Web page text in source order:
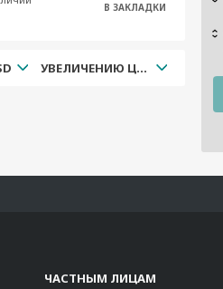
В ЗАКЛАДКИ
УВЕЛИЧЕНИЮ ЦЕНЫ
ЧАСТНЫМ ЛИЦАМ